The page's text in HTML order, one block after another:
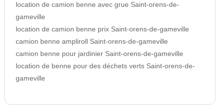
location de camion benne avec grue Saint-orens-de-
gameville
location de camion benne prix Saint-orens-de-gameville
camion benne ampliroll Saint-orens-de-gameville
camion benne pour jardinier Saint-orens-de-gameville
location de benne pour des déchets verts Saint-orens-de-
gameville